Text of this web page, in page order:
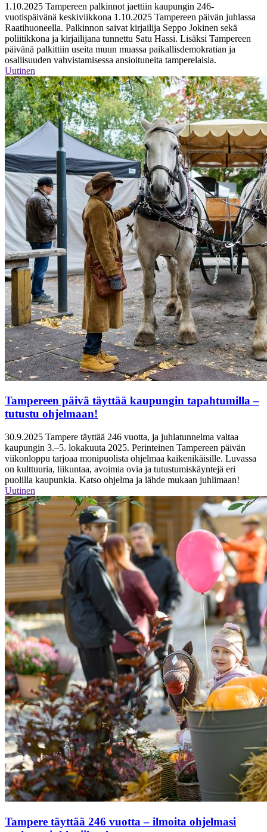
1.10.2025 Tampereen palkinnot jaettiin kaupungin 246-
vuotispäivänä keskiviikkona 1.10.2025 Tampereen päivän juhlassa
Raatihuoneella. Palkinnon saivat kirjailija Seppo Jokinen sekä
poliitikkona ja kirjailijana tunnettu Satu Hassi. Lisäksi Tampereen
päivänä palkittiin useita muun muassa paikallisdemokratian ja
osallisuuden vahvistamisessa ansioituneita tamperelaisia.
Uutinen
Tampereen päivä täyttää kaupungin tapahtumilla –
tutustu ohjelmaan!
30.9.2025 Tampere täyttää 246 vuotta, ja juhlatunnelma valtaa
kaupungin 3.–5. lokakuuta 2025. Perinteinen Tampereen päivän
viikonloppu tarjoaa monipuolista ohjelmaa kaikenikäisille. Luvassa
on kulttuuria, liikuntaa, avoimia ovia ja tutustumiskäyntejä eri
puolilla kaupunkia. Katso ohjelma ja lähde mukaan juhlimaan!
Uutinen
Tampere täyttää 246 vuotta – ilmoita ohjelmasi